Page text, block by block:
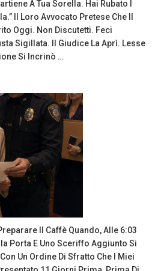
A Tua Sorella. Hai Rubato I
Il Loro Avvocato Pretese Che Il
Oggi. Non Discutetti. Feci
Sigillata. Il Giudice La Aprì. Lesse
Si Incrinò …
Il Caffè Quando, Alle 6:03
Porta E Uno Sceriffo Aggiunto Si
Un Ordine Di Sfratto Che I Miei